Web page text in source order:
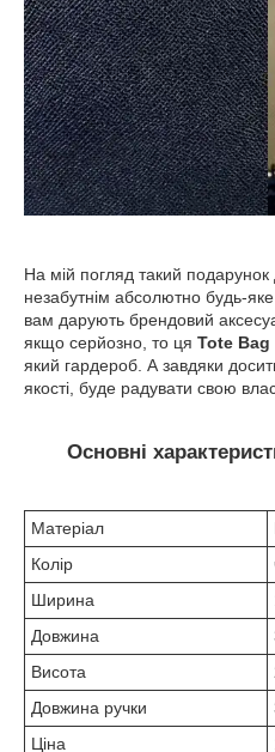
На мій погляд такий подарунок
незабутнім абсолютно будь-
вам дарують брендовий
якщо серйозно, то ця Tote Bag
який гардероб. А завдяки
якості, буде радувати свою
Основні
Матеріал
Колір
Ширина
Довжина
Висота
Довжина ручки
Ціна